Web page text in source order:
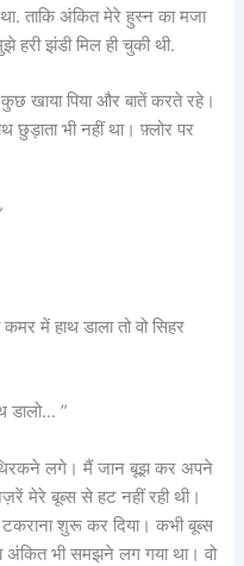
ताकि अंकित मेरे हुस्न का मजा
झंडी मिल ही चुकी थी.
खाया पिया और बातें करते रहे।
छुड़ाता भी नहीं था। फ़्लोर पर
में हाथ डाला तो वो सिहर
डालो… ”
लगे। मैं जान बूझ कर अपने
मेरे बूब्स से हट नहीं रही थी।
शुरू कर दिया। कभी बूब्स
अंकित भी समझने लग गया था। वो